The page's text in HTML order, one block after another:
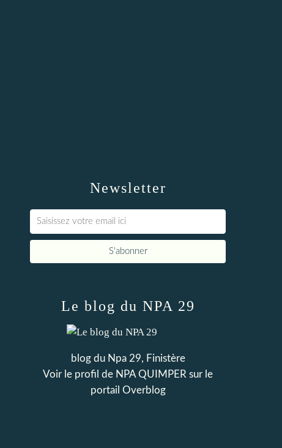
Newsletter
Le blog du NPA 29
blog du Npa 29, Finistère
Voir le profil de NPA QUIMPER sur le
portail Overblog